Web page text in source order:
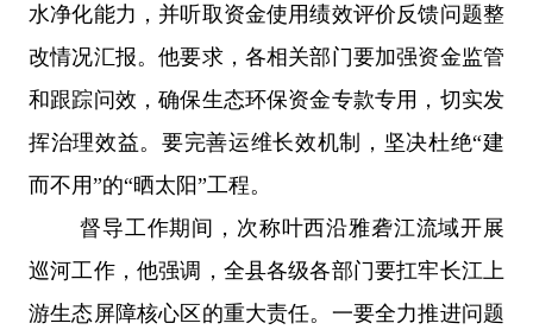
水净化能力，并听取资金使用绩效评价反馈问题整
改情况汇报。他要求，各相关部门要加强资金监管
和跟踪问效，确保生态环保资金专款专用，切实发
挥治理效益。要完善运维长效机制，坚决杜绝“建
而不用”的“晒太阳”工程。
督导工作期间，次称叶西沿雅砻江流域开展
巡河工作，他强调，全县各级各部门要扛牢长江上
游生态屏障核心区的重大责任。一要全力推进问题